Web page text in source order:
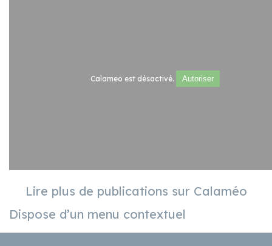
Calameo est désactivé. Autoriser
Lire plus de publications sur Calaméo
Dispose d’un menu contextuel